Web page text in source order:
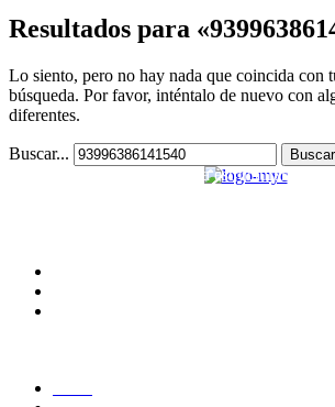
Resultados para «
Lo siento, pero no hay nada que coincida con
búsqueda. Por favor, inténtalo de nuevo con
diferentes.
Buscar...
Su aliado estratégico, para estructurar y